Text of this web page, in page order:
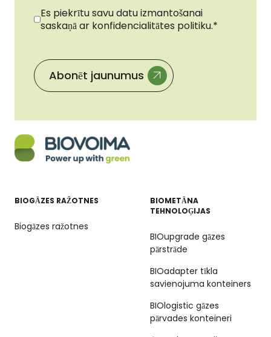
Piekrišana*
Es piekrītu savu datu izmantošanai
saskaņā ar konfidencialitātes politiku.*
Abonēt jaunumus
BIOGĀZES RAŽOTNES
Biogāzes ražotnes
BIOMETĀNA
TEHNOLOĢIJAS
BIOupgrade gāzes
pārstrāde
BIOadapter tīkla
savienojuma konteiners
BIOlogistic gāzes
pārvades konteineri